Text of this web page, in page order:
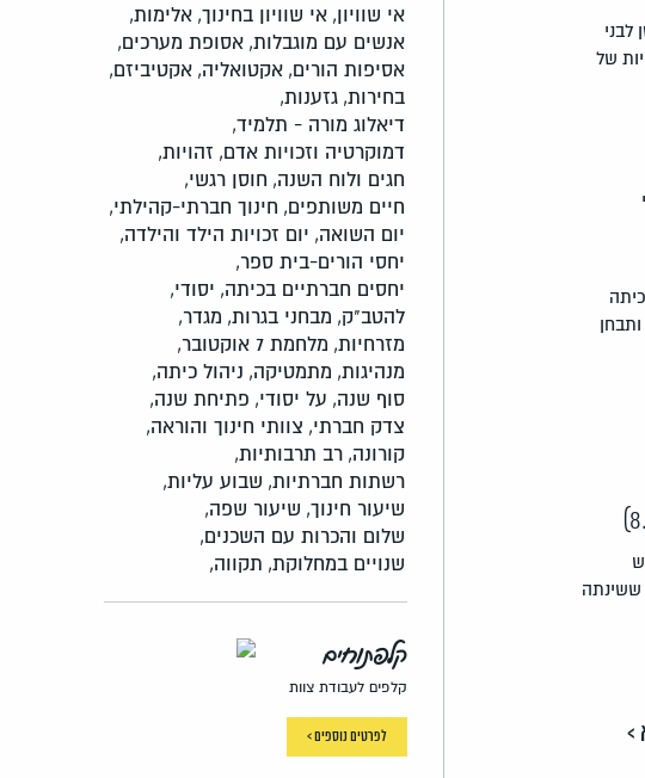
לבני
של
ששינתה
>
אי שוויון, אי שוויון בחינוך, אלימות,
אנשים עם מוגבלות, אסופת מערכים,
אסיפות הורים, אקטואליה, אקטיביזם,
בחירות, גזענות,
דיאלוג מורה - תלמיד,
דמוקרטיה וזכויות אדם, זהויות,
חגים ולוח השנה, חוסן רגשי,
חיים משותפים, חינוך חברתי-קהילתי,
יום השואה, יום זכויות הילד והילדה,
יחסי הורים-בית ספר,
יחסים חברתיים בכיתה, יסודי,
להטב"ק, מבחני בגרות, מגדר,
מזרחיות, מלחמת 7 אוקטובר,
מנהיגות, מתמטיקה, ניהול כיתה,
סוף שנה, על יסודי, פתיחת שנה,
צדק חברתי, צוותי חינוך והוראה,
קורונה, רב תרבותיות,
רשתות חברתיות, שבוע עליות,
שיעור חינוך, שיעור שפה,
שלום והכרות עם השכנים,
שנויים במחלוקת, תקווה,
קלפתוחים
קלפים לעבודת צוות
לפרטים נוספים >